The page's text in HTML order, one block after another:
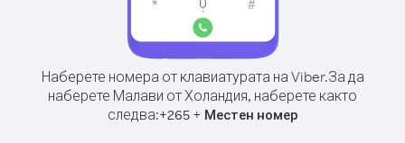
Наберете номера от клавиатурата на Viber.За да
наберете Малави от Холандия, наберете както
следва:+265+ Местен номер